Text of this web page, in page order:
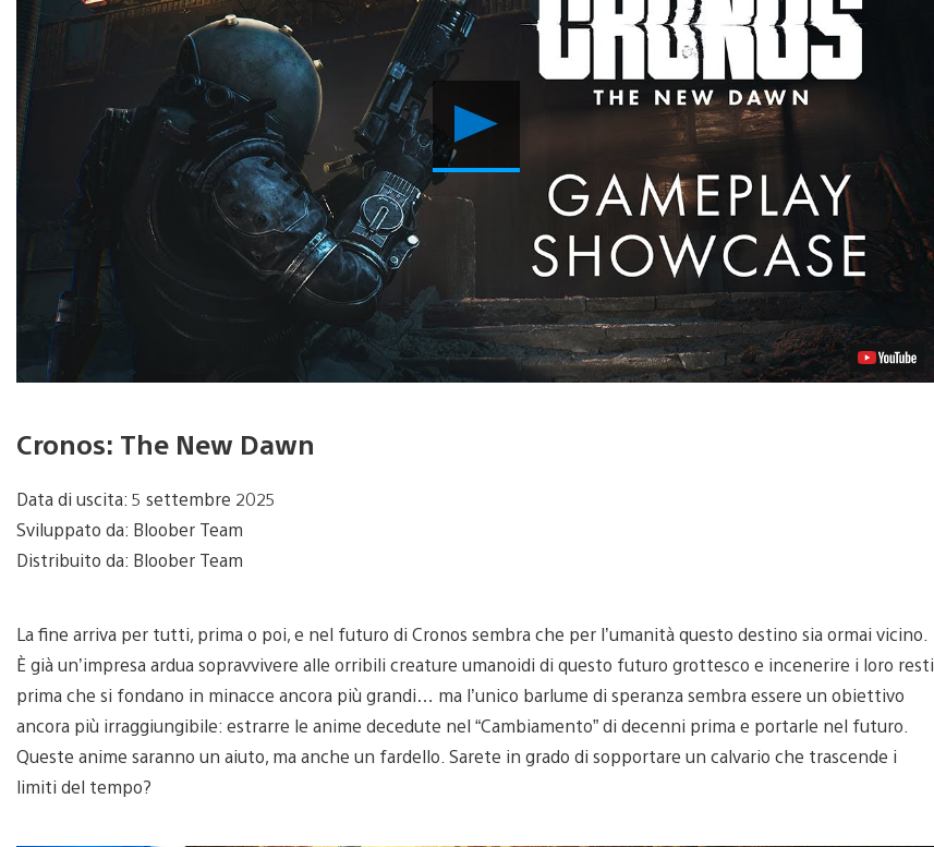
video
Cronos: The New Dawn
Data di uscita: 5 settembre 2025
Sviluppato da: Bloober Team
Distribuito da: Bloober Team
La fine arriva per tutti, prima o poi, e nel futuro di Cronos sembra che per l’umanità questo destino sia ormai vicino.
È già un’impresa ardua sopravvivere alle orribili creature umanoidi di questo futuro grottesco e incenerire i loro resti
prima che si fondano in minacce ancora più grandi… ma l’unico barlume di speranza sembra essere un obiettivo
ancora più irraggiungibile: estrarre le anime decedute nel “Cambiamento” di decenni prima e portarle nel futuro.
Queste anime saranno un aiuto, ma anche un fardello. Sarete in grado di sopportare un calvario che trascende i
limiti del tempo?